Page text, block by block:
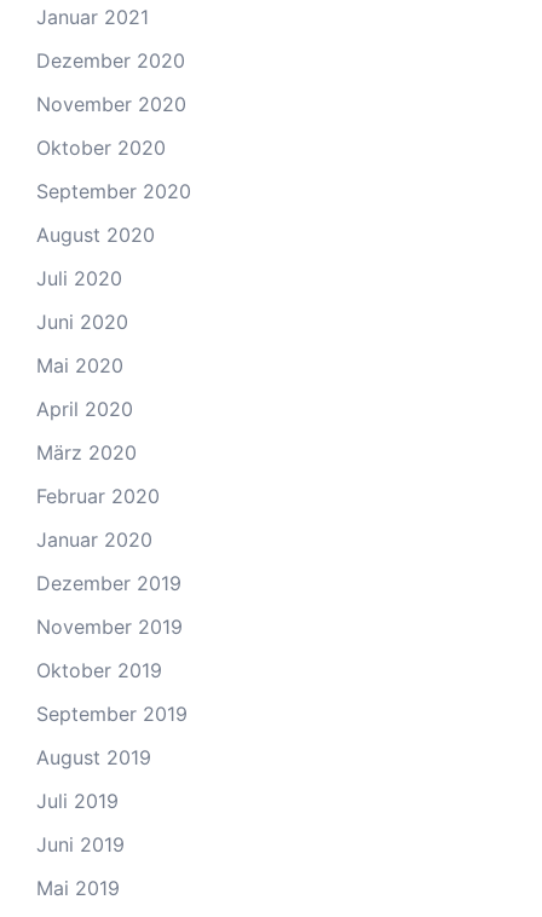
Januar 2021
Dezember 2020
November 2020
Oktober 2020
September 2020
August 2020
Juli 2020
Juni 2020
Mai 2020
April 2020
März 2020
Februar 2020
Januar 2020
Dezember 2019
November 2019
Oktober 2019
September 2019
August 2019
Juli 2019
Juni 2019
Mai 2019